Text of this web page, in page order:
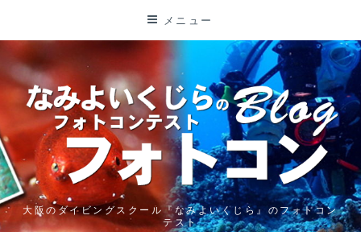
ン
ス
キ
ッ
プ
メニュー
大阪のダイビングスクール『なみよいくじら』のフォトコン
テスト